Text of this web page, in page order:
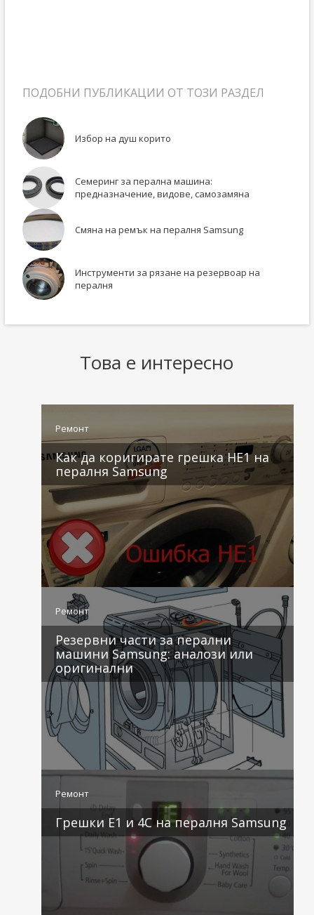
ПОДОБНИ ПУБЛИКАЦИИ ОТ ТОЗИ РАЗДЕЛ
Избор на душ корито
Семеринг за перална машина:
предназначение, видове, самозамяна
Смяна на ремък на пералня Samsung
Инструменти за рязане на резервоар на
пералня
Това е интересно
Ремонт
Как да коригирате грешка HE1 на
пералня Samsung
4 коментара
Ремонт
Резервни части за перални
машини Samsung: аналози или
оригинални
Ремонт
Грешки E1 и 4C на пералня Samsung